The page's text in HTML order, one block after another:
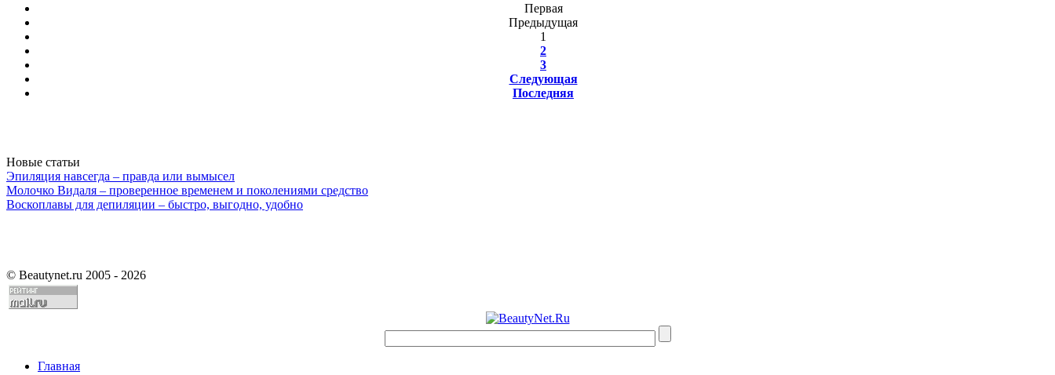
Первая
Предыдущая
1
2
3
Следующая
Последняя
Новые статьи
Эпиляция навсегда – правда или вымысел
Молочко Видаля – проверенное временем и поколениями средство
Воскоплавы для депиляции – быстро, выгодно, удобно
© Beautynet.ru 2005 - 2026
Главная